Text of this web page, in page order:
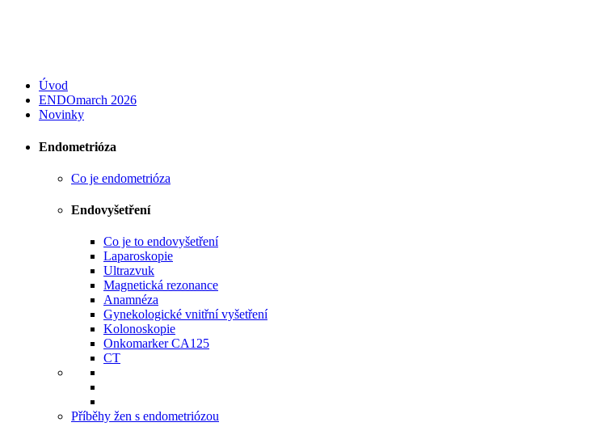
Úvod
ENDOmarch 2026
Novinky
Endometrióza
Co je endometrióza
Endovyšetření
Co je to endovyšetření
Laparoskopie
Ultrazvuk
Magnetická rezonance
Anamnéza
Gynekologické vnitřní vyšetření
Kolonoskopie
Onkomarker CA125
CT
Příběhy žen s endometriózou